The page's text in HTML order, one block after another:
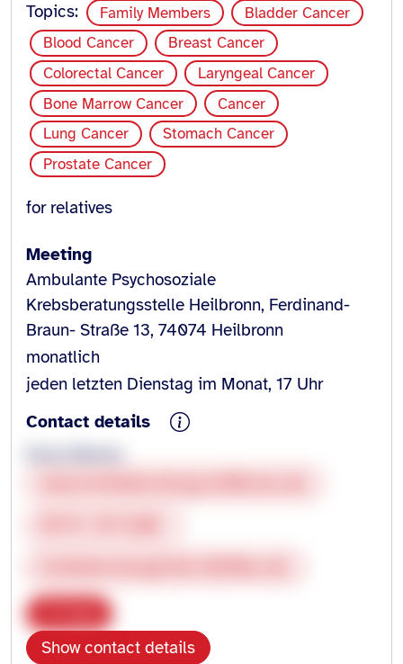
Topics: Family Members
Bladder Cancer
Blood Cancer
Breast Cancer
Colorectal Cancer
Laryngeal Cancer
Bone Marrow Cancer
Cancer
Lung Cancer
Stomach Cancer
Prostate Cancer
for relatives
Meeting
Ambulante Psychosoziale
Krebsberatungsstelle Heilbronn, Ferdinand-
Braun- Straße 13, 74074 Heilbronn
monatlich
jeden letzten Dienstag im Monat, 17 Uhr
Contact details
Show contact details